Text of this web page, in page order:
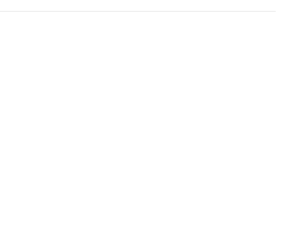
la funzione stop-secondi